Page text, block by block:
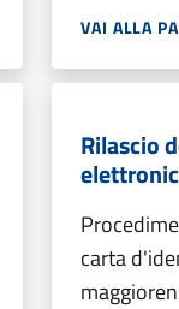
VAI ALLA
Rilascio
carta